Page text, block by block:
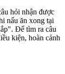
hỏi nhận được
nấu ăn xong tại
Để tìm ra câu
kiện, hoàn cảnh